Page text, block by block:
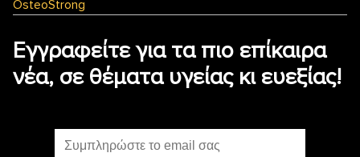
OsteoStrong
Εγγραφείτε για τα πιο επίκαιρα
νέα, σε θέματα υγείας κι ευεξίας!